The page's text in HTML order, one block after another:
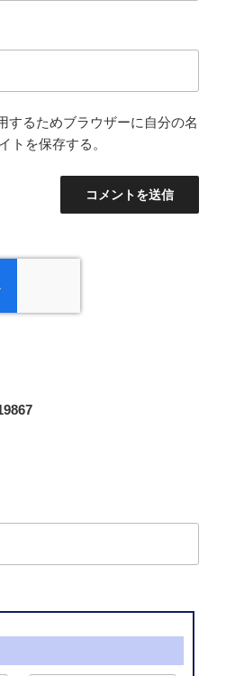
するためブラウザーに自分の名
トを保存する。